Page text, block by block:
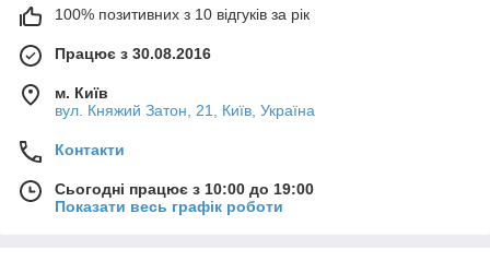
100% позитивних з 10 відгуків за рік
Працює з 30.08.2016
м. Київ
вул. Княжий Затон, 21, Київ, Україна
Контакти
Сьогодні працює з 10:00 до 19:00
Показати весь графік роботи